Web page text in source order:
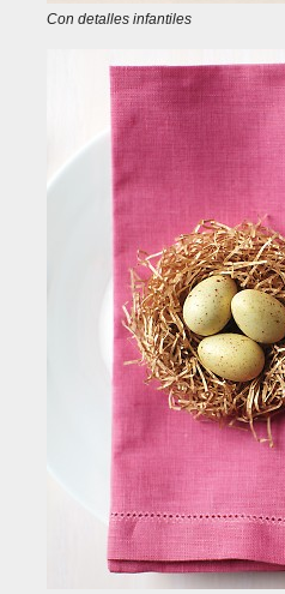
Con detalles infantiles